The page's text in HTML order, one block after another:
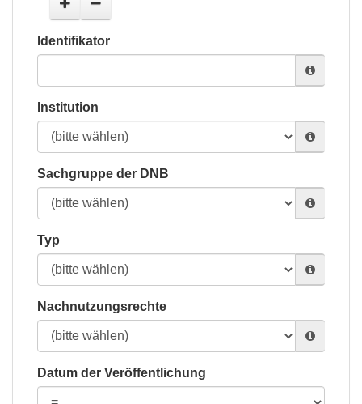
Identifikator
Institution
Sachgruppe der DNB
Typ
Nachnutzungsrechte
Datum der Veröffentlichung